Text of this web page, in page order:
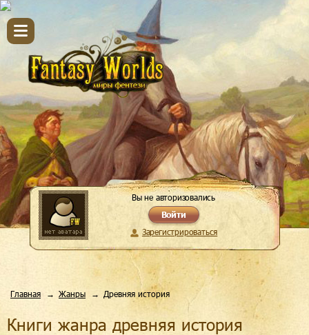
Вы не авторизовались
Войти
Зарегистрироваться
Главная Жанры Древняя история
Книги жанра древняя история